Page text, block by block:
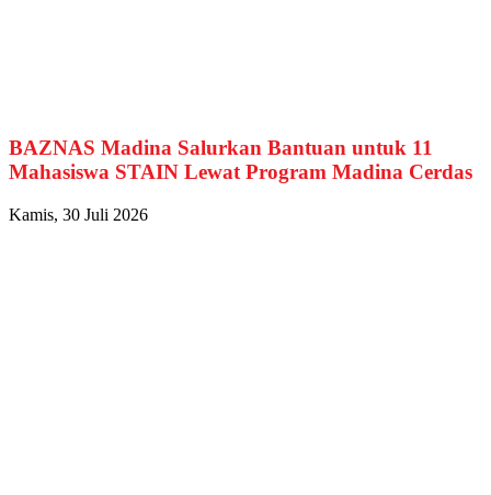
BAZNAS Madina Salurkan Bantuan untuk 11
Mahasiswa STAIN Lewat Program Madina Cerdas
Kamis, 30 Juli 2026